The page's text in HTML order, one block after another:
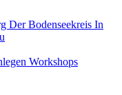
Der Bodenseekreis In
Workshops